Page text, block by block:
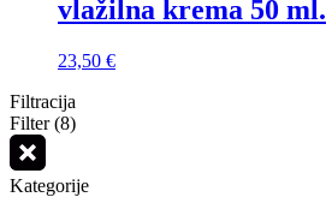
vlažilna krema 50 ml.
23,50 €
Filtracija
Filter (8)
Kategorije